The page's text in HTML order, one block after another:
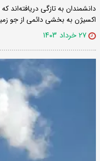
اکسیژن به بخشی دائمی از جو
۲۷ خرداد ۱۴۰۳